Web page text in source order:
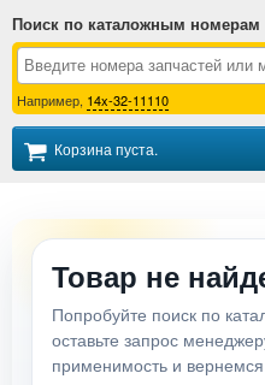
Поиск по каталожным номерам
Например, 14x-32-11110
Корзина пуста.
Товар не
Попробуйте поиск по
оставьте запрос
применимость и